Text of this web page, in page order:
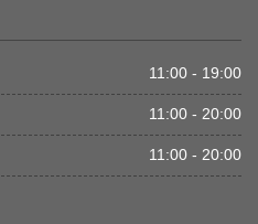
11:00 - 19:00
11:00 - 20:00
11:00 - 20:00